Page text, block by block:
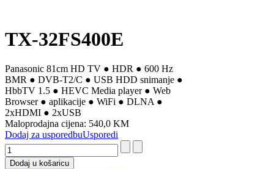
TX-32FS400E
Panasonic 81cm HD TV ● HDR ● 600 Hz
BMR ● DVB-T2/C ● USB HDD snimanje ●
HbbTV 1.5 ● HEVC Media player ● Web
Browser ● aplikacije ● WiFi ● DLNA ●
2xHDMI ● 2xUSB
Maloprodajna cijena: 540,0 KM
Dodaj za usporedbuUsporedi